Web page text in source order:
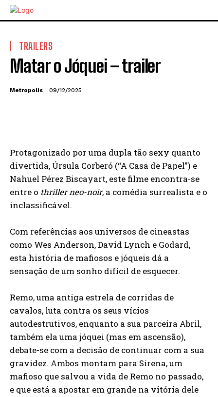
TRAILERS
Matar o Jóquei – trailer
Metropolis 09/12/2025
Protagonizado por uma dupla tão sexy quanto
divertida, Úrsula Corberó (“A Casa de Papel”) e
Nahuel Pérez Biscayart, este filme encontra-se
entre o thriller neo-noir, a comédia surrealista e o
inclassificável.
Com referências aos universos de cineastas
como Wes Anderson, David Lynch e Godard,
esta história de mafiosos e jóqueis dá a
sensação de um sonho difícil de esquecer.
Remo, uma antiga estrela de corridas de
cavalos, luta contra os seus vícios
autodestrutivos, enquanto a sua parceira Abril,
também ela uma jóquei (mas em ascensão),
debate-se com a decisão de continuar com a sua
gravidez. Ambos montam para Sirena, um
mafioso que salvou a vida de Remo no passado,
e que está a apostar em grande na vitória dele